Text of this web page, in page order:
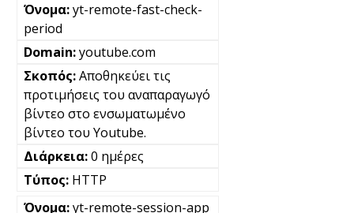
yt-remote-fast-check-
period
youtube.com
Αποθηκεύει τις
προτιμήσεις του αναπαραγωγό
βίντεο στο ενσωματωμένο
βίντεο του Youtube.
0 ημέρες
HTTP
yt-remote-session-app